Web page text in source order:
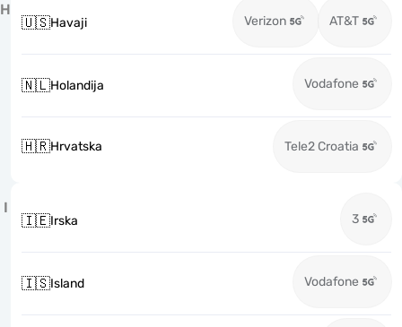
H
🇺🇸Havaji Verizon AT&T
🇳🇱Holandija Vodafone
🇭🇷Hrvatska Tele2 Croatia
I
🇮🇪Irska 3
🇮🇸Island Vodafone